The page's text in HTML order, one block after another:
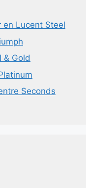
en Lucent Steel
& Gold
Seconds